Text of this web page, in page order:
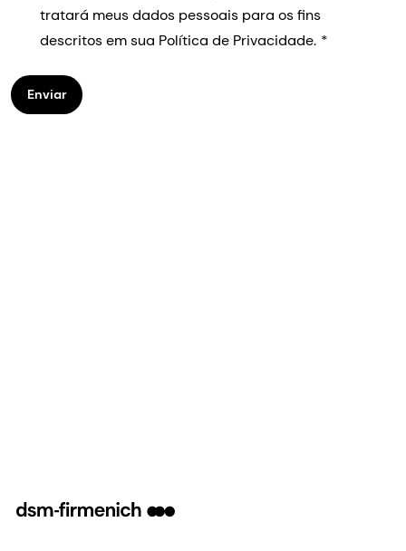
tratará meus dados pessoais para os fins
descritos em sua Política de Privacidade.
Enviar